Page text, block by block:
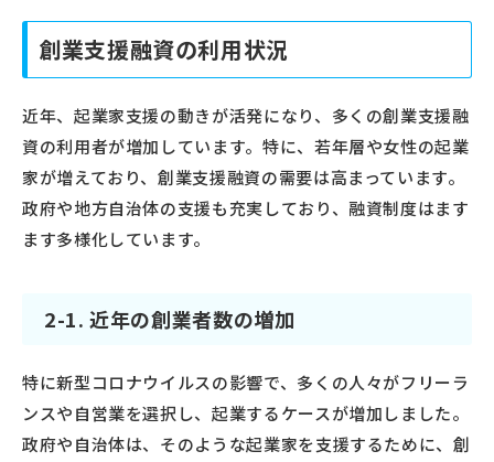
創業支援融資の利用状況
近年、起業家支援の動きが活発になり、多くの創業支援融
資の利用者が増加しています。特に、若年層や女性の起業
家が増えており、創業支援融資の需要は高まっています。
政府や地方自治体の支援も充実しており、融資制度はます
ます多様化しています。
2-1. 近年の創業者数の増加
特に新型コロナウイルスの影響で、多くの人々がフリーラ
ンスや自営業を選択し、起業するケースが増加しました。
政府や自治体は、そのような起業家を支援するために、創